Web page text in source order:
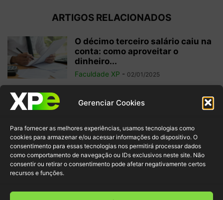
Gerenciar Cookies
Para fornecer as melhores experiências, usamos tecnologias como
cookies para armazenar e/ou acessar informações do dispositivo. O
consentimento para essas tecnologias nos permitirá processar dados
como comportamento de navegação ou IDs exclusivos neste site. Não
consentir ou retirar o consentimento pode afetar negativamente certos
recursos e funções.
ARTIGOS RELACIONADOS
O décimo terceiro salário caiu na
conta: como aproveitar o
dinheiro...
Faculdade XP - 02/01/2025
Investimentos internacionais:
vale a pena investir fora do
Faculdade XP - 04/10/2024
Criptomoedas: regulamentações
e inovação para garantir